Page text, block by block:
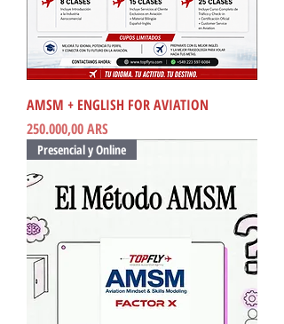
AMSM + ENGLISH FOR AVIATION
Precio
250.000,00 ARS
Presencial y Online